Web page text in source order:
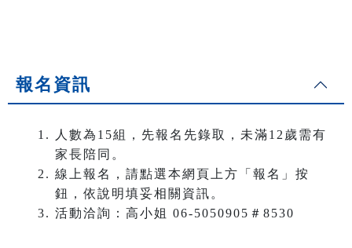
報名資訊
人數為15組，先報名先錄取，未滿12歲需有
家長陪同。
線上報名，請點選本網頁上方「報名」按
鈕，依說明填妥相關資訊。
活動洽詢：高小姐 06-5050905＃8530